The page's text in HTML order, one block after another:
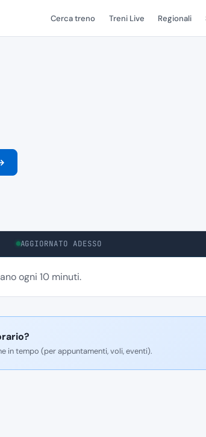
Cerca treno Treni Live Regionali
AGGIORNATO ADESSO
ogni 10 minuti.
in tempo (per appuntamenti, voli, eventi).